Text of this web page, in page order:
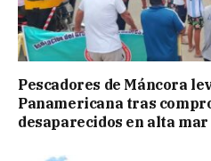
Pescadores de Máncora
Panamericana tras
desaparecidos en alta mar